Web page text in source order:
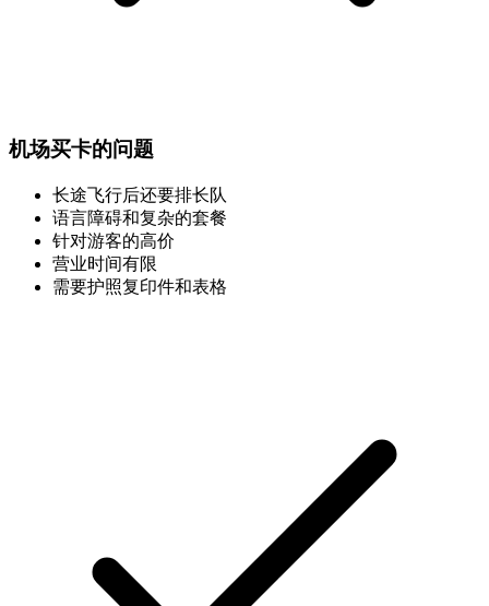
机场买卡的问题
长途飞行后还要排长队
语言障碍和复杂的套餐
针对游客的高价
营业时间有限
需要护照复印件和表格